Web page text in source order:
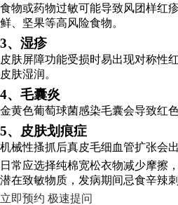
食物或药物过敏可能导致风团样红
鲜、坚果等高风险食物。
3、湿疹
皮肤屏障功能受损时易出现对称性
皮肤湿润。
4、毛囊炎
金黄色葡萄球菌感染毛囊会导致红
5、皮肤划痕症
机械性搔抓后真皮毛细血管扩张会
日常应选择纯棉宽松衣物减少摩擦
潜在致敏物质，发病期间忌食辛辣刺
立即预约 极速提问